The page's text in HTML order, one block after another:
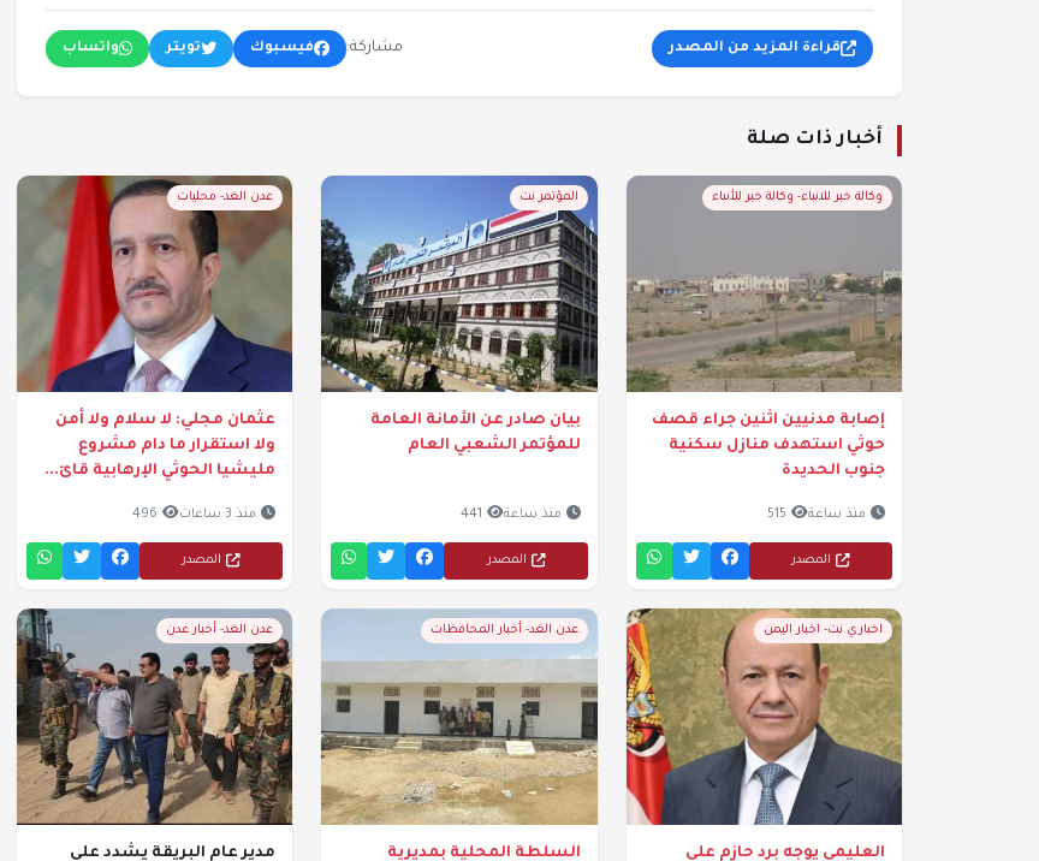
قراءة المزيد من المصدر مشاركة: فيسبوك تويتر واتساب
أخبار ذات صلة
وكالة خبر للانباء- وكالة خبر للأنباء
إصابة مدنيين اثنين جراء قصف
حوثي استهدف منازل سكنية
جنوب الحديدة
منذ ساعة 515
المصدر
المؤتمر نت
بيان صادر عن الأمانة العامة
للمؤتمر الشعبي العام
منذ ساعة 441
المصدر
عدن الغد- محليات
عثمان مجلي: لا سلام ولا أمن
ولا استقرار ما دام مشروع
مليشيا الحوثي الإرهابية قائ...
منذ 3 ساعات 496
المصدر
اخباري نت- اخبار اليمن
العليمي يوجه برد حازم على
عدن الغد- أخبار المحافظات
السلطة المحلية بمديرية
عدن الغد- أخبار عدن
مدير عام البريقة يشدد على